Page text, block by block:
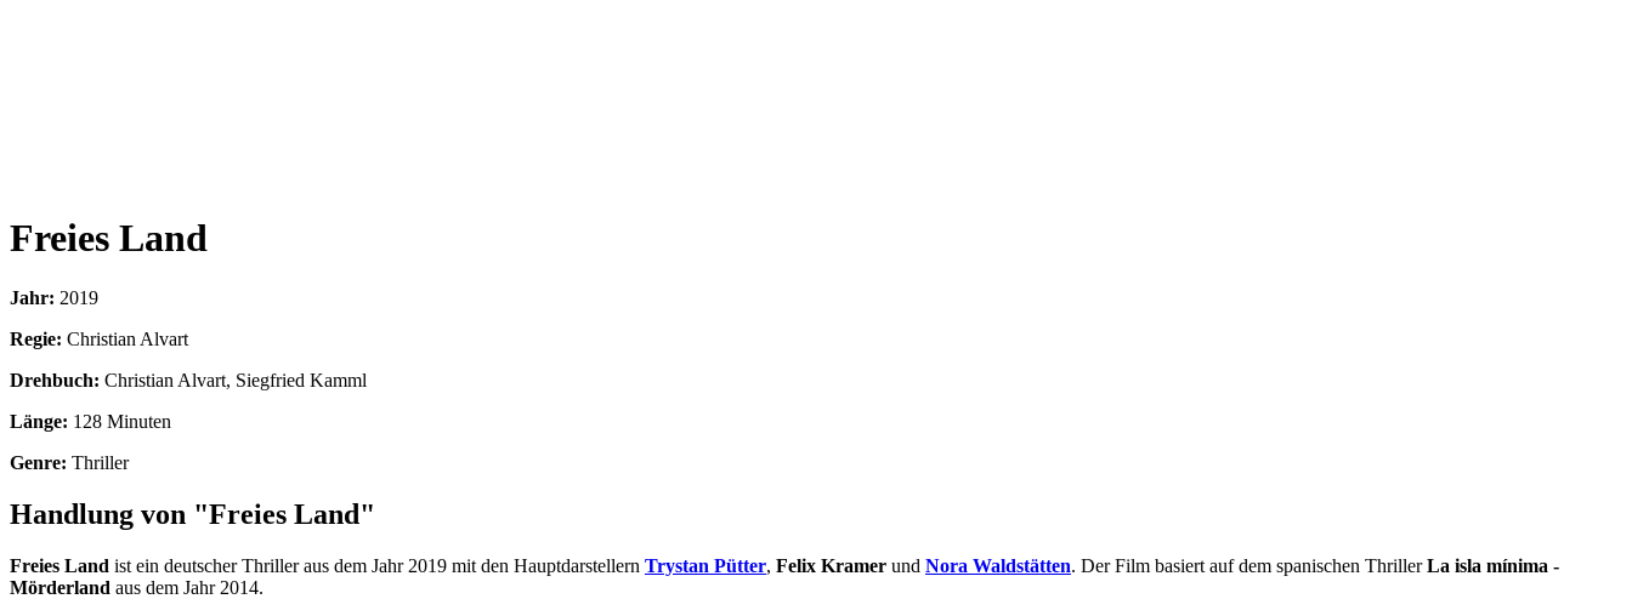
Freies Land
Jahr: 2019
Regie: Christian Alvart
Drehbuch: Christian Alvart, Siegfried Kamml
Länge: 128 Minuten
Genre: Thriller
Handlung von "Freies Land"
Freies Land ist ein deutscher Thriller aus dem Jahr 2019 mit den Hauptdarstellern Trystan Pütter, Felix Kramer und Nora Waldstätten. Der Film basiert auf dem spanischen ThrillerLa isla mínima -
Mörderland aus dem Jahr 2014.